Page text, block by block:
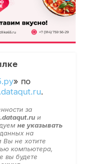
» по
.
за
и
не указывать
на
Вы не хотите
компьютера,
вы будете